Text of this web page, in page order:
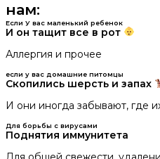
нам:
Если У вас маленький ребенок
И он тащит все в рот
Аллергия и прочее
если у вас домашние питомцы
Скопились шерсть и запах
И они иногда забывают, где
Для борьбы с вирусами
Поднятия иммунитета